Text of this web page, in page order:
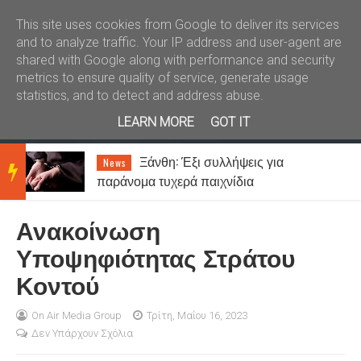
Καλώς ήλθατε Kral News
BRE
AKIN
NEW
News
Καιρός: Ζέστη με λίγες νεφώσεις
και 7 μποφόρ μελτέμι
Ανακοίνωση
Υποψηφιότητας Στράτου
Κοντού
On Air Media Group
Τρίτη, Μαΐου 16, 2023
Δεν Υπάρχουν Σχόλια
This site uses cookies from Google to deliver its services
and to analyze traffic. Your IP address and user-agent are
shared with Google along with performance and security
metrics to ensure quality of service, generate usage
statistics, and to detect and address abuse.
LEARN MORE
GOT IT